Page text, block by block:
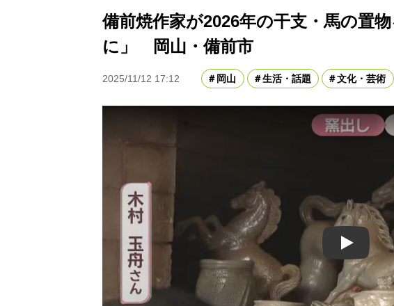
備前焼作家が2026年の干支・馬の置
に」 岡山・備前市
2025/11/12 17:12 岡山 生活・話題 文化・芸術
Play